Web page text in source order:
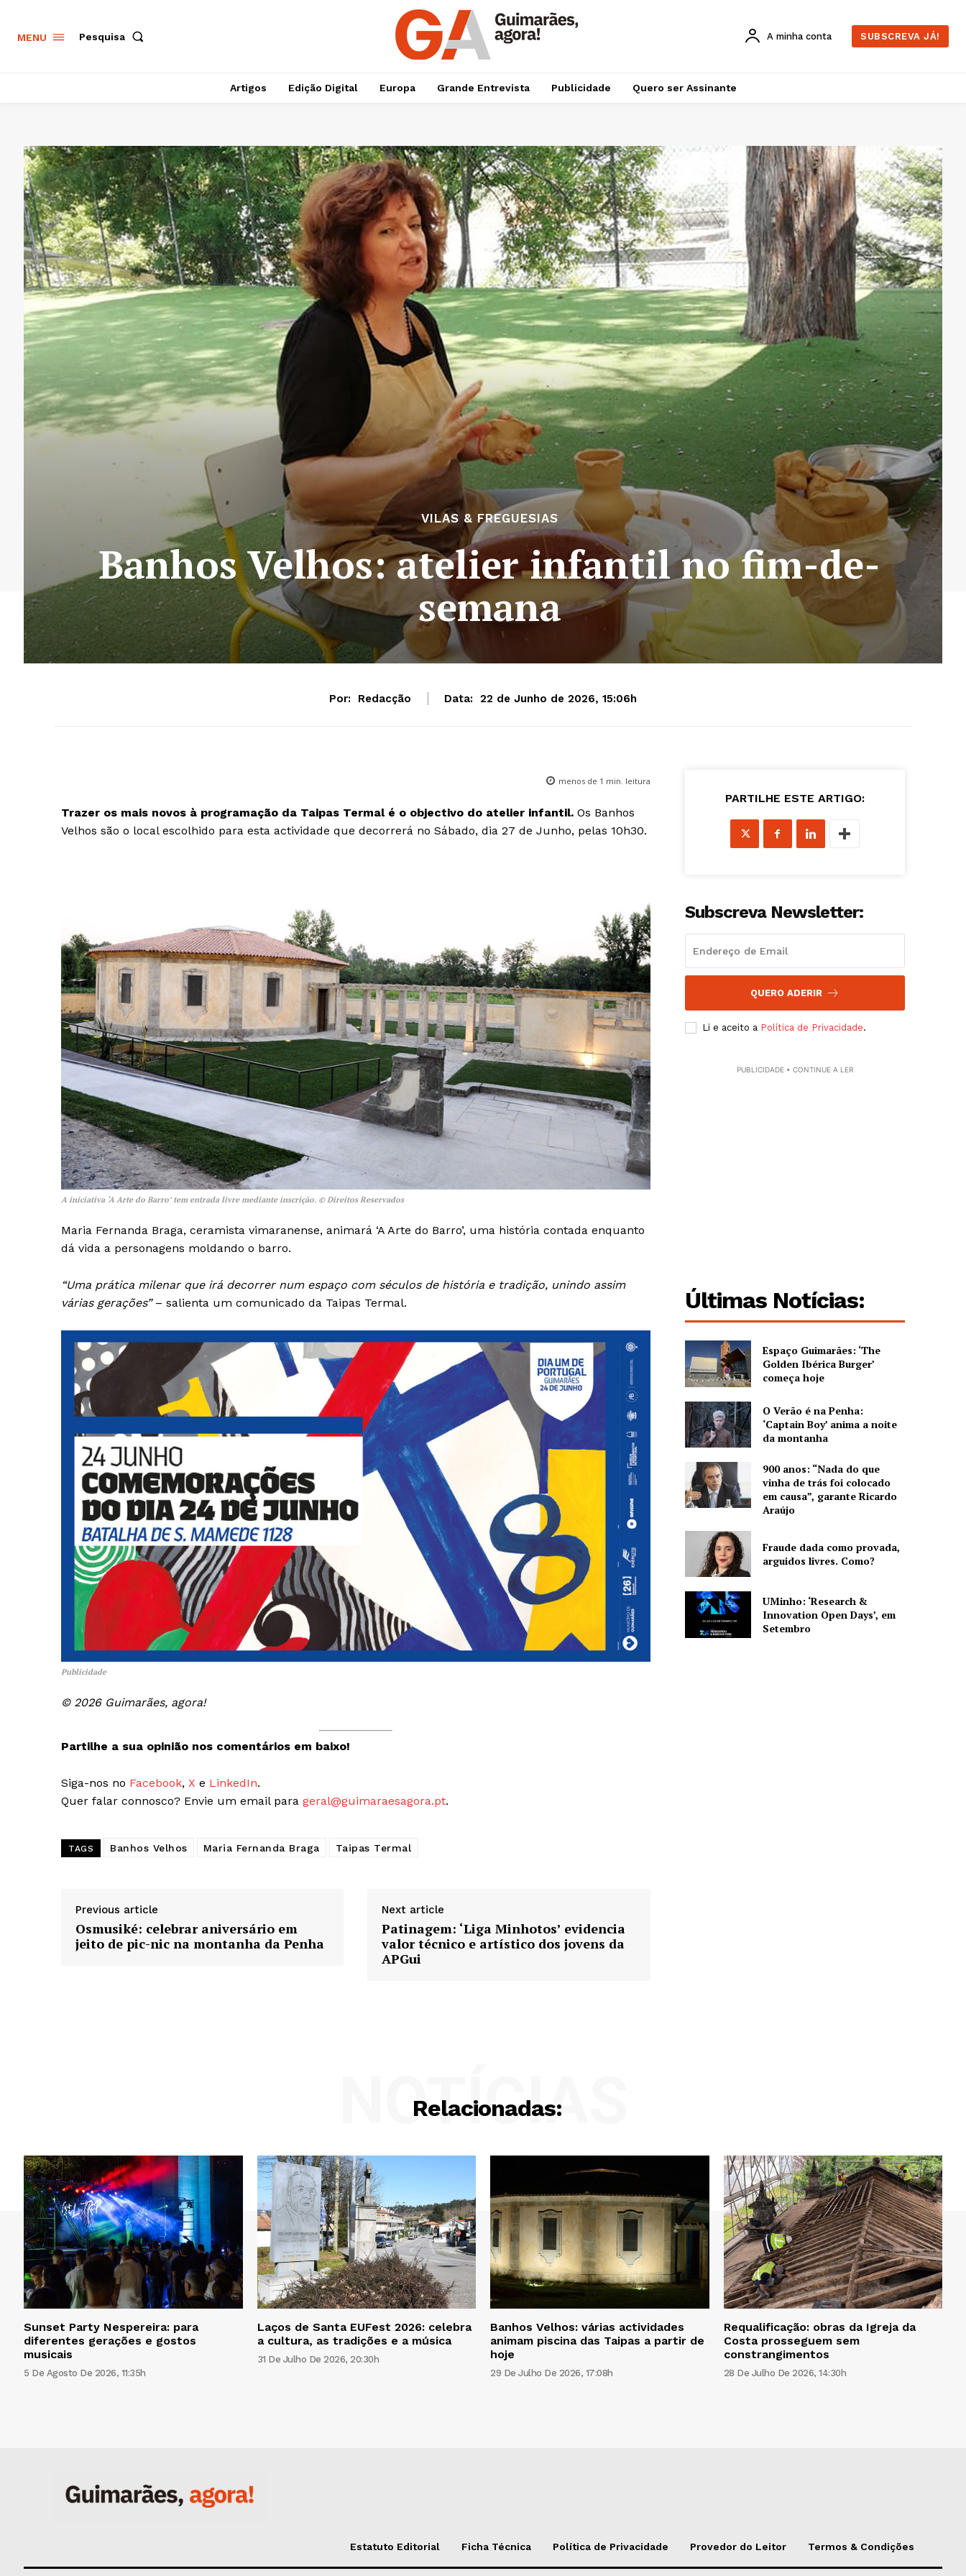
Guimarães, agora!
Institucional
Artigos
Edição Digital
Grande Entrevista
Quero ser Assinante
MENU Pesquisa A minha conta SUBSCREVA JÁ!
Artigos Edição Digital Europa Grande Entrevista Publicidade Quero ser Assinante
VILAS & FREGUESIAS
Banhos Velhos: atelier infantil no fim-de-
semana
Por: Redacção Data: 22 de Junho de 2026, 15:06h
menos de 1 min. leitura
Trazer os mais novos à programação da Taipas Termal é o objectivo do atelier infantil. Os Banhos
Velhos são o local escolhido para esta actividade que decorrerá no Sábado, dia 27 de Junho, pelas 10h30.
A iniciativa ‘A Arte do Barro’ tem entrada livre mediante inscrição. © Direitos Reservados
Maria Fernanda Braga, ceramista vimaranense, animará ‘A Arte do Barro’, uma história contada enquanto
dá vida a personagens moldando o barro.
“Uma prática milenar que irá decorrer num espaço com séculos de história e tradição, unindo assim
várias gerações”– salienta um comunicado da Taipas Termal.
Publicidade
© 2026 Guimarães, agora!
Partilhe a sua opinião nos comentários em baixo!
Siga-nos no Facebook, X e LinkedIn.
Quer falar connosco? Envie um email para geral@guimaraesagora.pt.
TAGS Banhos Velhos Maria Fernanda Braga Taipas Termal
Previous article
Osmusiké: celebrar aniversário em
jeito de pic-nic na montanha da Penha
Next article
Patinagem: ‘Liga Minhotos’ evidencia
valor técnico e artístico dos jovens da
APGui
PARTILHE ESTE ARTIGO:
Subscreva Newsletter:
QUERO ADERIR
Li e aceito a Política de Privacidade.
PUBLICIDADE • CONTINUE A LER
Últimas Notícias:
Espaço Guimarães: ‘The
Golden Ibérica Burger’
começa hoje
O Verão é na Penha:
‘Captain Boy’ anima a noite
da montanha
900 anos: “Nada do que
vinha de trás foi colocado
em causa”, garante Ricardo
Araújo
Fraude dada como provada,
arguidos livres. Como?
UMinho: ‘Research &
Innovation Open Days’, em
Setembro
Relacionadas:
NOTÍCIAS
Sunset Party Nespereira: para
diferentes gerações e gostos
musicais
5 De Agosto De 2026, 11:35h
Laços de Santa EUFest 2026: celebra
a cultura, as tradições e a música
31 De Julho De 2026, 20:30h
Banhos Velhos: várias actividades
animam piscina das Taipas a partir de
hoje
29 De Julho De 2026, 17:08h
Requalificação: obras da Igreja da
Costa prosseguem sem
constrangimentos
28 De Julho De 2026, 14:30h
Estatuto Editorial Ficha Técnica Política de Privacidade Provedor do Leitor Termos & Condições